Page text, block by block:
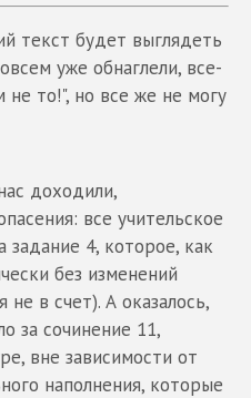
текст будет выглядеть
уже обнаглели, все-
то!", но все же не могу
доходили,
все учительское
4, которое, как
без изменений
в счет). А оказалось,
за сочинение 11,
вне зависимости от
наполнения, которые